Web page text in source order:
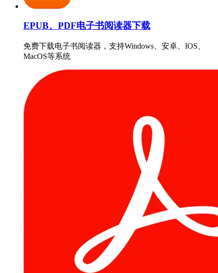
EPUB、PDF电子书阅读器下载
免费下载电子书阅读器，支持Windows、安卓、IOS、
MacOS等系统